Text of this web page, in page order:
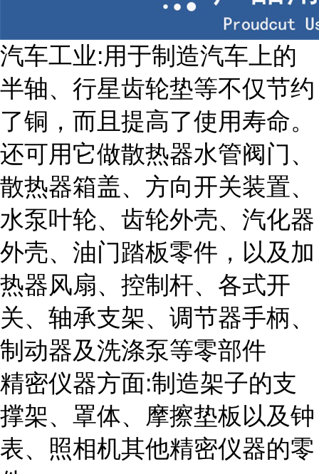
汽车工业:用于制造汽车上的
半轴、行星齿轮垫等不仅节约
了铜，而且提高了使用寿命。
还可用它做散热器水管阀门、
散热器箱盖、方向开关装置、
水泵叶轮、齿轮外壳、汽化器
外壳、油门踏板零件，以及加
热器风扇、控制杆、各式开
关、轴承支架、调节器手柄、
制动器及洗涤泵等零部件
精密仪器方面:制造架子的支
撑架、罩体、摩擦垫板以及钟
表、照相机其他精密仪器的零